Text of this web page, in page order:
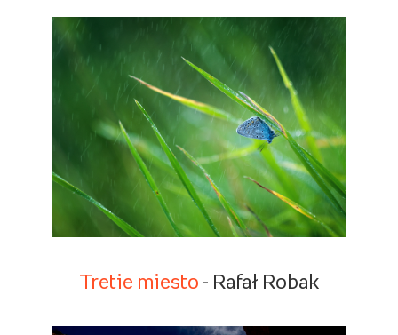
Tretie miesto - Rafał Robak